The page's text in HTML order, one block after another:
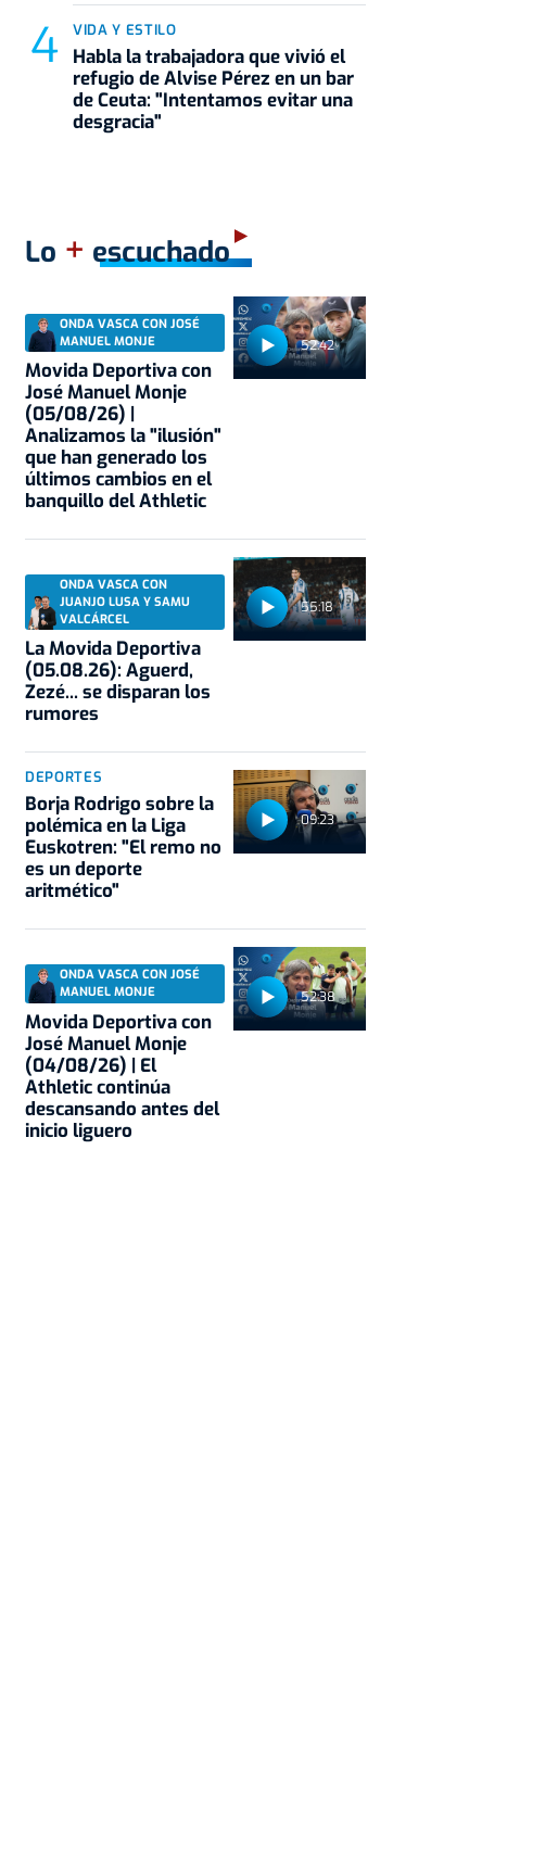
VIDA Y ESTILO
Habla la trabajadora que vivió el
refugio de Alvise Pérez en un bar
de Ceuta: "Intentamos evitar una
desgracia"
Lo + escuchado
52:42
ONDA VASCA CON JOSÉ
MANUEL MONJE
Movida Deportiva con
José Manuel Monje
(05/08/26) |
Analizamos la "ilusión"
que han generado los
últimos cambios en el
banquillo del Athletic
55:18
ONDA VASCA CON
JUANJO LUSA Y SAMU
VALCÁRCEL
La Movida Deportiva
(05.08.26): Aguerd,
Zezé... se disparan los
rumores
09:23
DEPORTES
Borja Rodrigo sobre la
polémica en la Liga
Euskotren: "El remo no
es un deporte
aritmético"
52:38
ONDA VASCA CON JOSÉ
MANUEL MONJE
Movida Deportiva con
José Manuel Monje
(04/08/26) | El
Athletic continúa
descansando antes del
inicio liguero